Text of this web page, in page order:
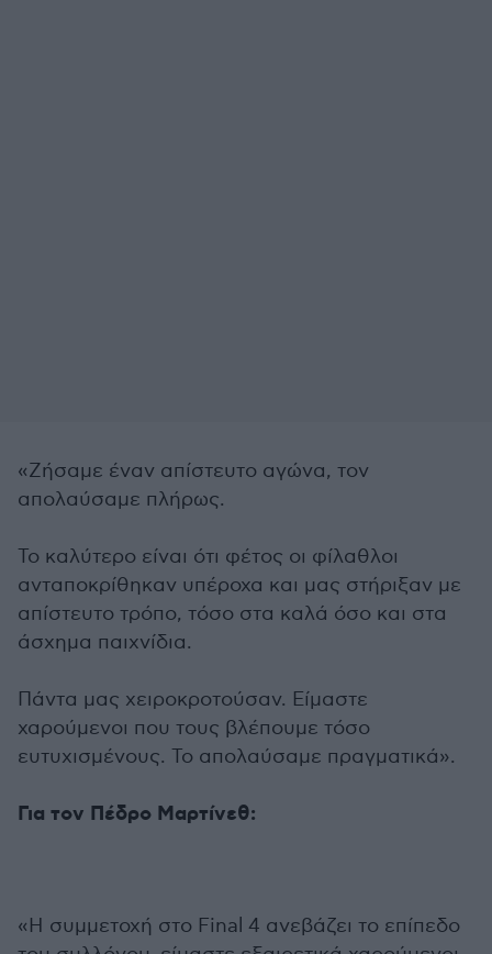
«Ζήσαμε έναν απίστευτο αγώνα, τον
απολαύσαμε πλήρως.
Το καλύτερο είναι ότι φέτος οι φίλαθλοι
ανταποκρίθηκαν υπέροχα και μας στήριξαν με
απίστευτο τρόπο, τόσο στα καλά όσο και στα
άσχημα παιχνίδια.
Πάντα μας χειροκροτούσαν. Είμαστε
χαρούμενοι που τους βλέπουμε τόσο
ευτυχισμένους. Το απολαύσαμε πραγματικά».
Για τον Πέδρο Μαρτίνεθ:
«Η συμμετοχή στο Final 4 ανεβάζει το επίπεδο